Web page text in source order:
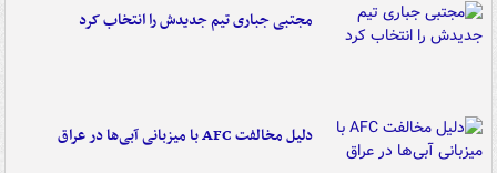
مجتبی جباری تیم جدیدش را انتخاب کرد
دلیل مخالفت AFC با میزبانی آبی‌ها در عراق